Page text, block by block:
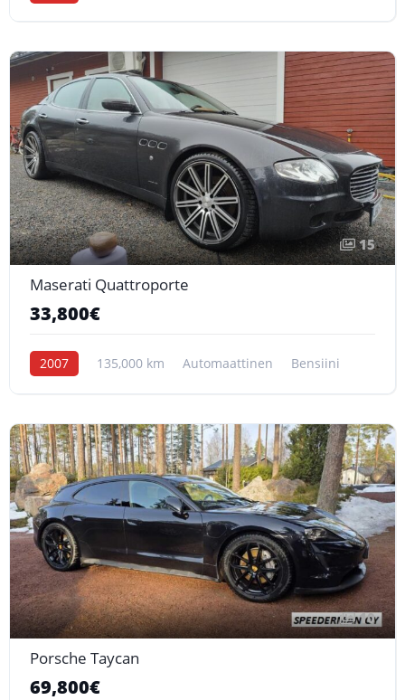
15
Maserati Quattroporte
33,800€
2007 135,000 km Automaattinen Bensiini
10
Porsche Taycan
69,800€